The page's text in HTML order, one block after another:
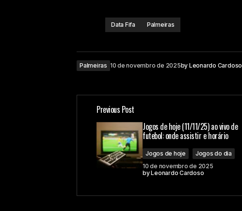
Data Fifa Palmeiras
Palmeiras 10 de novembro de 2025by Leonardo Cardoso
Previous Post
Jogos de hoje (11/11/25) ao vivo de
futebol: onde assistir e horário
Jogos de hoje
Jogos do dia
10 de novembro de 2025
byLeonardo Cardoso